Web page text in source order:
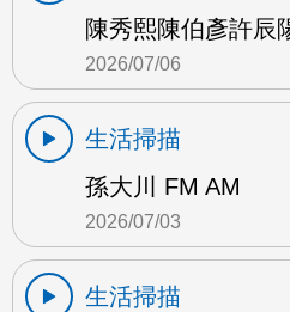
陳秀熙陳伯彥許辰
2026/07/06
生活掃描
孫大川 FM AM
2026/07/03
生活掃描